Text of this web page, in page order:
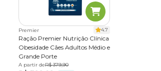
Premier 4.7
Ração Premier Nutrição Clínica
Obesidade Cães Adultos Médio e
Grande Porte
10,1 kg
A partir deR$ 379,90